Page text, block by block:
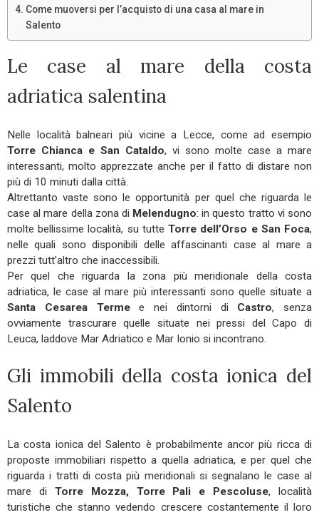
Come muoversi per l’acquisto di una casa al mare in
Salento
Le case al mare della costa
adriatica salentina
Nelle località balneari più vicine a Lecce, come ad esempio
Torre Chianca e San Cataldo, vi sono molte case a mare
interessanti, molto apprezzate anche per il fatto di distare non
più di 10 minuti dalla città.
Altrettanto vaste sono le opportunità per quel che riguarda le
case al mare della zona di Melendugno: in questo tratto vi sono
molte bellissime località, su tutteTorre dell’Orso e San Foca,
nelle quali sono disponibili delle affascinanti case al mare a
prezzi tutt’altro che inaccessibili.
Per quel che riguarda la zona più meridionale della costa
adriatica, le case al mare più interessanti sono quelle situate a
Santa Cesarea Termee nei dintorni di Castro, senza
ovviamente trascurare quelle situate nei pressi del Capo di
Leuca, laddove Mar Adriatico e Mar Ionio si incontrano.
Gli immobili della costa ionica del
Salento
La costa ionica del Salento è probabilmente ancor più ricca di
proposte immobiliari rispetto a quella adriatica, e per quel che
riguarda i tratti di costa più meridionali si segnalano le case al
mare di Torre Mozza, Torre Pali e Pescoluse, località
turistiche che stanno vedendo crescere costantemente il loro